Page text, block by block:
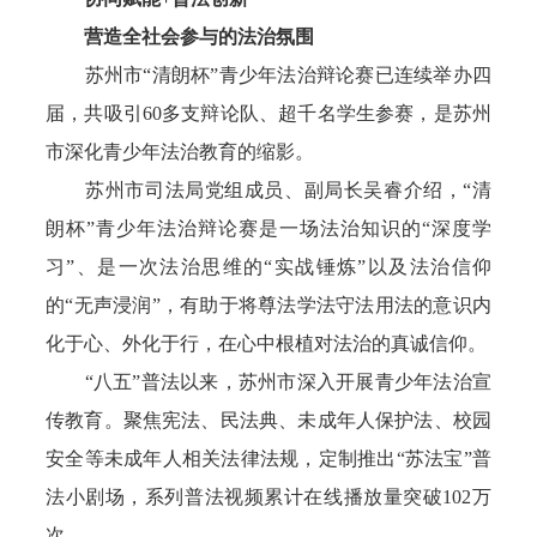
营造全社会参与的法治氛围
苏州市“清朗杯”青少年法治辩论赛已连续举办四
届，共吸引60多支辩论队、超千名学生参赛，是苏州
市深化青少年法治教育的缩影。
苏州市司法局党组成员、副局长吴睿介绍，“清
朗杯”青少年法治辩论赛是一场法治知识的“深度学
习”、是一次法治思维的“实战锤炼”以及法治信仰
的“无声浸润”，有助于将尊法学法守法用法的意识内
化于心、外化于行，在心中根植对法治的真诚信仰。
“八五”普法以来，苏州市深入开展青少年法治宣
传教育。聚焦宪法、民法典、未成年人保护法、校园
安全等未成年人相关法律法规，定制推出“苏法宝”普
法小剧场，系列普法视频累计在线播放量突破102万